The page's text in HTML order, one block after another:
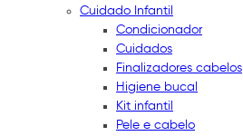
Cuidado Infantil
Condicionador
Cuidados
Finalizadores cabelos
Higiene bucal
Kit infantil
Pele e cabelo